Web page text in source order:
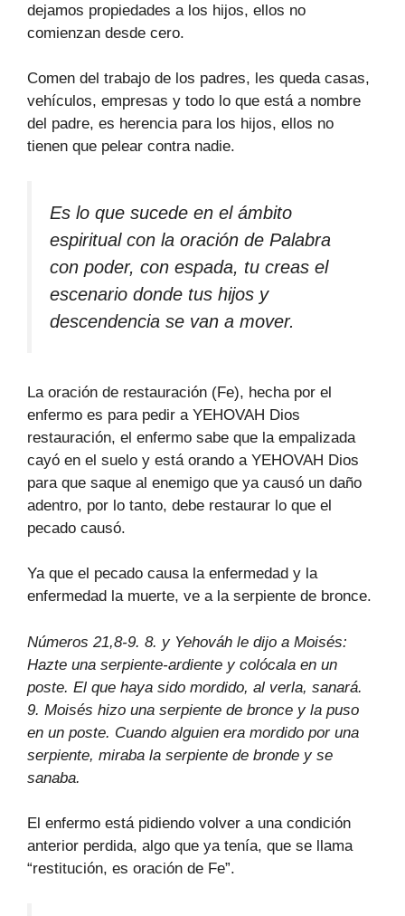
dejamos propiedades a los hijos, ellos no
comienzan desde cero.
Comen del trabajo de los padres, les queda casas,
vehículos, empresas y todo lo que está a nombre
del padre, es herencia para los hijos, ellos no
tienen que pelear contra nadie.
Es lo que sucede en el ámbito
espiritual con la oración de Palabra
con poder, con espada, tu creas el
escenario donde tus hijos y
descendencia se van a mover.
La oración de restauración (Fe), hecha por el
enfermo es para pedir a YEHOVAH Dios
restauración, el enfermo sabe que la empalizada
cayó en el suelo y está orando a YEHOVAH Dios
para que saque al enemigo que ya causó un daño
adentro, por lo tanto, debe restaurar lo que el
pecado causó.
Ya que el pecado causa la enfermedad y la
enfermedad la muerte, ve a la serpiente de bronce.
Números 21,8-9. 8. y Yehováh le dijo a Moisés:
Hazte una serpiente-ardiente y colócala en un
poste. El que haya sido mordido, al verla, sanará.
9. Moisés hizo una serpiente de bronce y la puso
en un poste. Cuando alguien era mordido por una
serpiente, miraba la serpiente de bronde y se
sanaba.
El enfermo está pidiendo volver a una condición
anterior perdida, algo que ya tenía, que se llama
“restitución, es oración de Fe”.